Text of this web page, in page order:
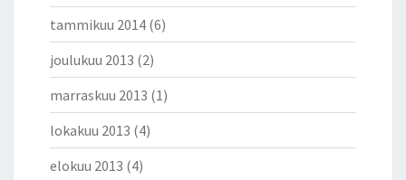
tammikuu 2014 (6)
joulukuu 2013 (2)
marraskuu 2013 (1)
lokakuu 2013 (4)
elokuu 2013 (4)